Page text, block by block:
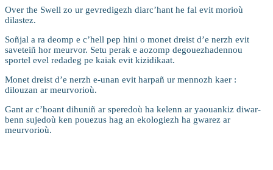
Over the Swell zo ur gevredigezh diarc’hant he fal evit morioù
dilastez.
Soñjal a ra deomp e c’hell pep hini o monet dreist d’e nerzh evit
saveteiñ hor meurvor. Setu perak e aozomp degouezhadennou
sportel evel redadeg pe kaiak evit kizidikaat.
Monet dreist d’e nerzh e-unan evit harpañ ur mennozh kaer :
dilouzan ar meurvorioù.
Gant ar c’hoant dihuniñ ar speredoù ha kelenn ar yaouankiz diwar-
benn sujedoù ken pouezus hag an ekologiezh ha gwarez ar
meurvorioù.